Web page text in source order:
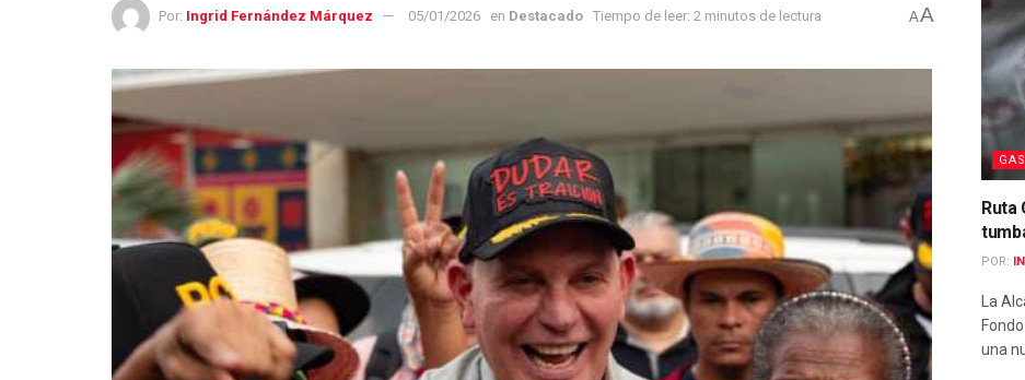
Por: Ingrid Fernández Márquez 05/01/2026 en Destacado Tiempo de leer: 2 minutos de lectura AA
Ruta
POR:
La
una